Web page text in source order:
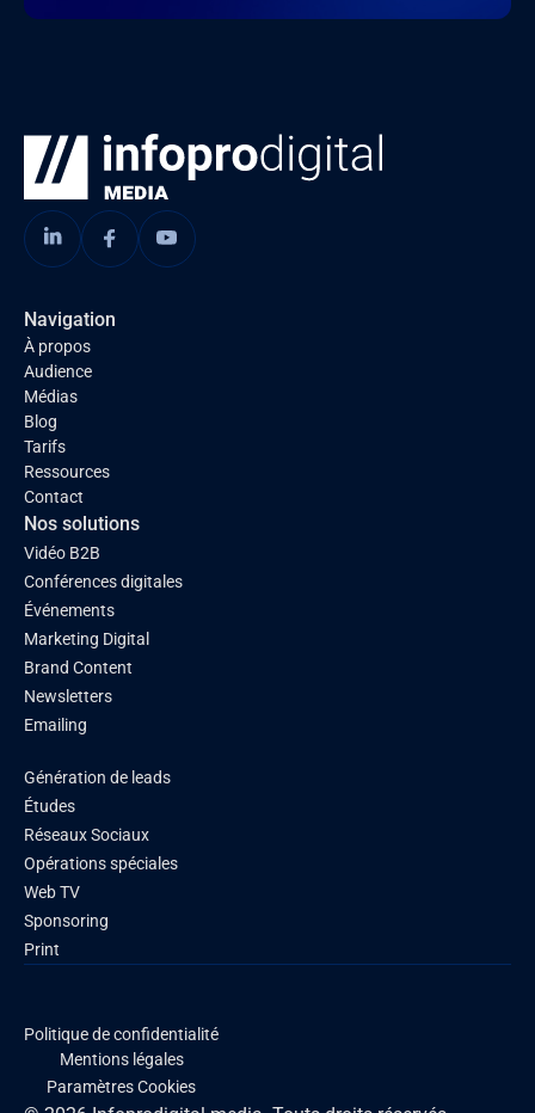
Navigation
À propos
Audience
Médias
Blog
Tarifs
Ressources
Contact
Nos solutions
Vidéo B2B
Conférences digitales
Événements
Marketing Digital
Brand Content
Newsletters
Emailing
Génération de leads
Études
Réseaux Sociaux
Opérations spéciales
Web TV
Sponsoring
Print
Politique de confidentialité
Mentions légales
Paramètres Cookies